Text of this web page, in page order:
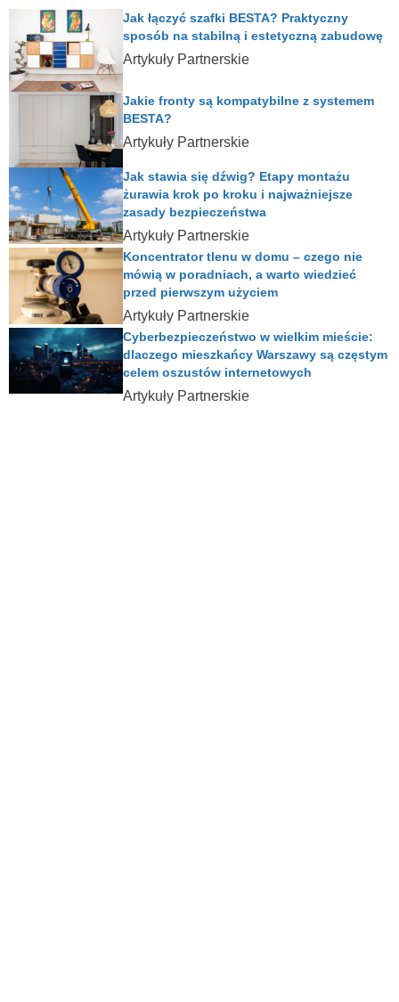
Artykuły Partnerskie
Jak łączyć szafki BESTA? Praktyczny
sposób na stabilną i estetyczną zabudowę
Artykuły Partnerskie
Jakie fronty są kompatybilne z systemem
BESTA?
Artykuły Partnerskie
Jak stawia się dźwig? Etapy montażu
żurawia krok po kroku i najważniejsze
zasady bezpieczeństwa
Artykuły Partnerskie
Koncentrator tlenu w domu – czego nie
mówią w poradniach, a warto wiedzieć
przed pierwszym użyciem
Artykuły Partnerskie
Cyberbezpieczeństwo w wielkim mieście:
dlaczego mieszkańcy Warszawy są częstym
celem oszustów internetowych